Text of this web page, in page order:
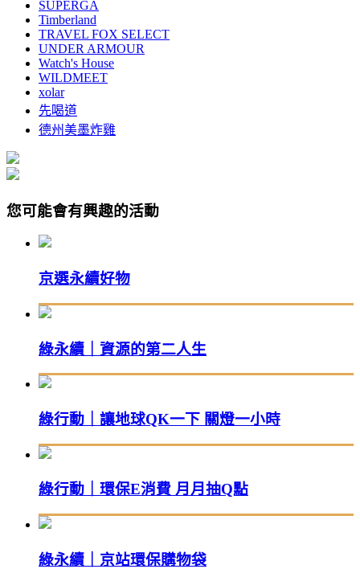
SUPERGA
Timberland
TRAVEL FOX SELECT
UNDER ARMOUR
Watch's House
WILDMEET
xolar
先喝道
德州美墨炸雞
您可能會有興趣的活動
京選永續好物
綠永續｜資源的第二人生
綠行動｜讓地球QK一下 關燈一小時
綠行動｜環保E消費 月月抽Q點
綠永續｜京站環保購物袋